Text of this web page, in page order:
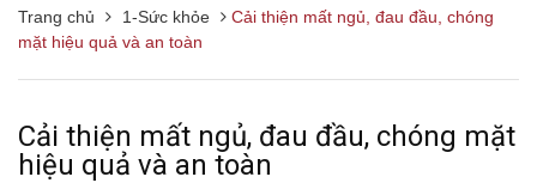
Trang chủ 1-Sức khỏe
Cải thiện mất ngủ, đau đầu, chóng
mặt hiệu quả và an toàn
Cải thiện mất ngủ, đau đầu, chóng mặt
hiệu quả và an toàn